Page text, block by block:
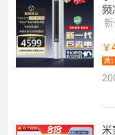
小
频
￥
满